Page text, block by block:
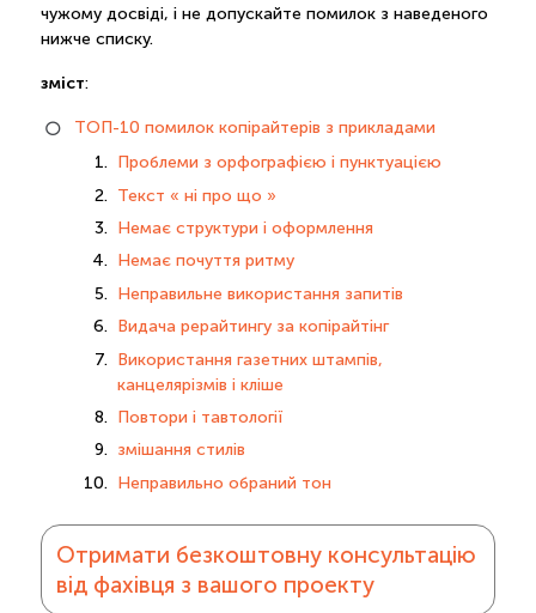
чужому досвіді, і не допускайте помилок з наведеного
нижче списку.
зміст:
ТОП-10 помилок копірайтерів з прикладами
Проблеми з орфографією і пунктуацією
Текст « ні про що »
Немає структури і оформлення
Немає почуття ритму
Неправильне використання запитів
Видача рерайтингу за копірайтінг
Використання газетних штампів,
канцелярізмів і кліше
Повтори і тавтології
змішання стилів
Неправильно обраний тон
Отримати безкоштовну консультацію
від фахівця з вашого проекту